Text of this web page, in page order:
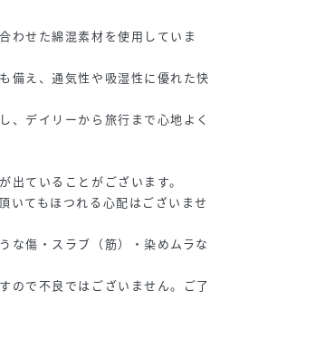
わせた綿混素材を使用していま
備え、通気性や吸湿性に優れた快
、デイリーから旅行まで心地よく
ていることがございます。
いてもほつれる心配はございませ
な傷・スラブ（筋）・染めムラな
ので不良ではございません。ご了